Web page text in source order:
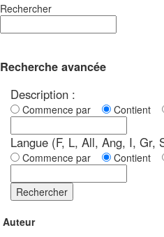
Rechercher
Recherche avancée
Description :
Commence par Contient
Langue (F, L, All, Ang, I, Gr,
Commence par Contient
Rechercher
Auteur